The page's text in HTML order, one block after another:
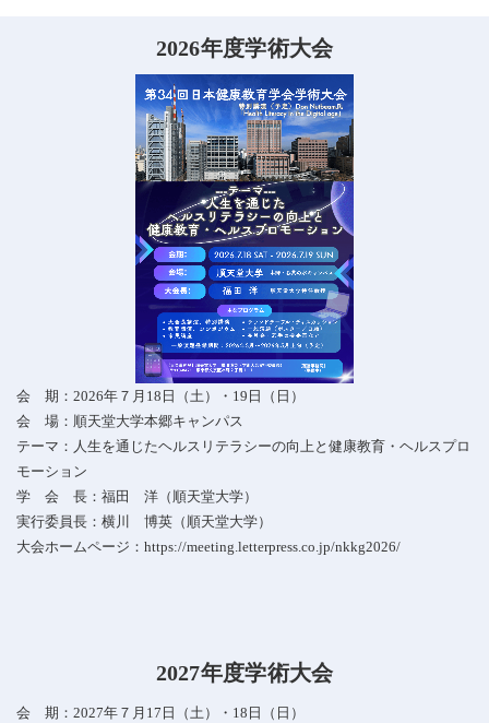
2026年度学術大会
会 期： 2026年７月18日（土）・19日（日）
会 場：順天堂大学本郷キャンパス
テーマ：人生を通じたヘルスリテラシーの向上と健康教育・ヘルスプロ
モーション
学 会 長：福田 洋（順天堂大学）
実行委員長：横川 博英（順天堂大学）
大会ホームページ： https://meeting.letterpress.co.jp/nkkg2026/
2027年度学術大会
会 期： 2027年７月17日（土）・18日（日）